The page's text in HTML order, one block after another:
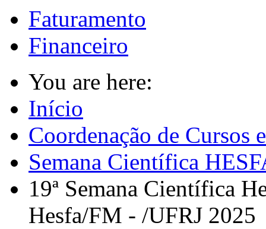
Faturamento
Financeiro
You are here:
Início
Coordenação de Cursos
Semana Científica
19ª Semana Científica
Hesfa/FM - /UFRJ 2025